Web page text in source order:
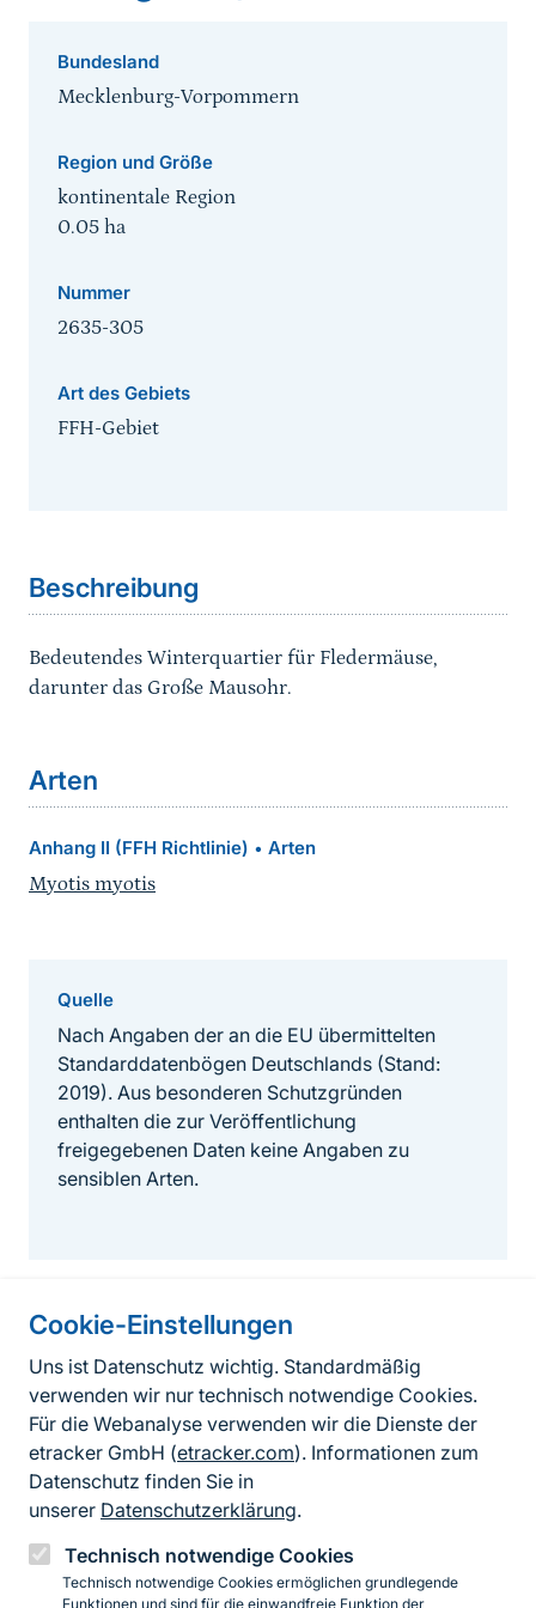
Cookie-Einstellungen
Uns ist Datenschutz wichtig. Standardmäßig
verwenden wir nur technisch notwendige Cookies.
Für die Webanalyse verwenden wir die Dienste der
etracker GmbH (etracker.com). Informationen zum
Datenschutz finden Sie in
unserer Datenschutzerklärung.
Technisch notwendige Cookies
Technisch notwendige Cookies ermöglichen grundlegende
Funktionen und sind für die einwandfreie Funktion der
Bundesland
Mecklenburg-Vorpommern
Region und Größe
kontinentale Region
0.05 ha
Nummer
2635-305
Art des Gebiets
FFH-Gebiet
Beschreibung
Bedeutendes Winterquartier für Fledermäuse,
darunter das Große Mausohr.
Arten
Anhang II (FFH Richtlinie) • Arten
Myotis myotis
Quelle
Nach Angaben der an die EU übermittelten
Standarddatenbögen Deutschlands (Stand:
2019). Aus besonderen Schutzgründen
enthalten die zur Veröffentlichung
freigegebenen Daten keine Angaben zu
sensiblen Arten.
Informationen zur Seite
FußzeileKontakt zum BfN
Kontaktformular
Erklärung zur Barrierefreiheit
Impressum
Datenschutz